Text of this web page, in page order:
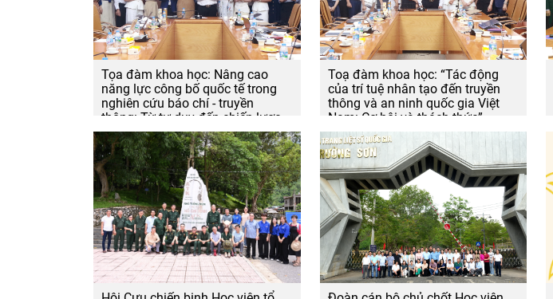
Tọa đàm khoa học: Nâng cao
năng lực công bố quốc tế trong
nghiên cứu báo chí - truyền
thông: Từ tư duy đến chiến lược
hành động khoa học
Toạ đàm khoa học: “Tác động
của trí tuệ nhân tạo đến truyền
thông và an ninh quốc gia Việt
Nam: Cơ hội và thách thức”